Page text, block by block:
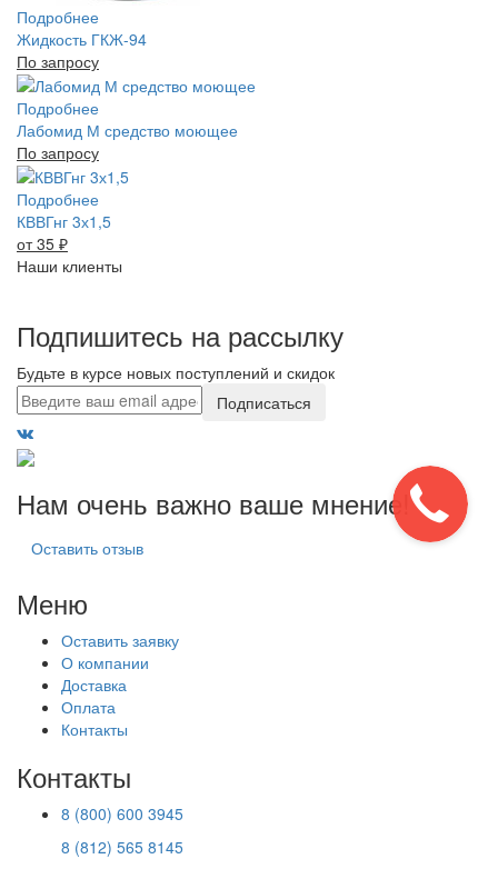
Подробнее
Жидкость ГКЖ-94
По запросу
Подробнее
Лабомид М средство моющее
По запросу
Подробнее
КВВГнг 3х1,5
от 35 ₽
Наши клиенты
Подпишитесь на рассылку
Будьте в курсе новых поступлений и скидок
Подписаться
Нам очень важно ваше мнение!
Оставить отзыв
Меню
Оставить заявку
О компании
Доставка
Оплата
Контакты
Контакты
8 (800) 600 3945
8 (812) 565 8145